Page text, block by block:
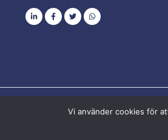
© 2023 Dental Clinics
Vi använder cookies för